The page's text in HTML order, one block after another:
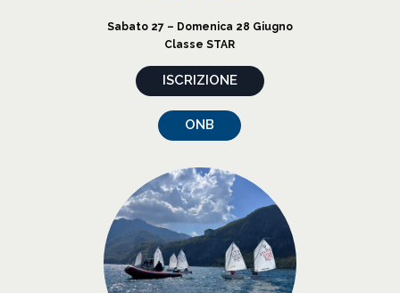
Sabato 27 – Domenica 28 Giugno
Classe STAR
ISCRIZIONE
ONB